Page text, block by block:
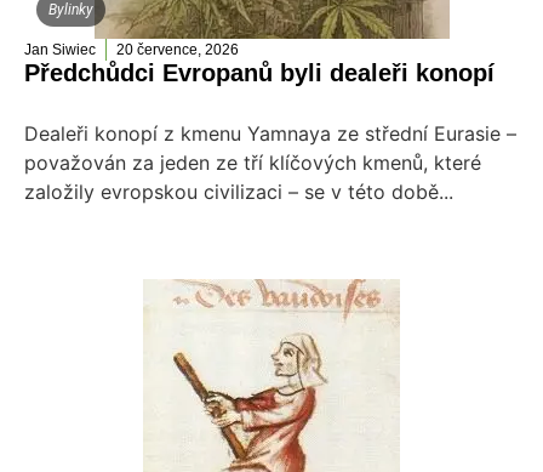
Bylinky
Jan Siwiec 20 července, 2026
Předchůdci Evropanů byli dealeři konopí
Dealeři konopí z kmenu Yamnaya ze střední Eurasie –
považován za jeden ze tří klíčových kmenů, které
založily evropskou civilizaci – se v této době...